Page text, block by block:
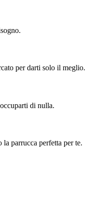
per darti solo il meglio.
di nulla.
parrucca perfetta per te.